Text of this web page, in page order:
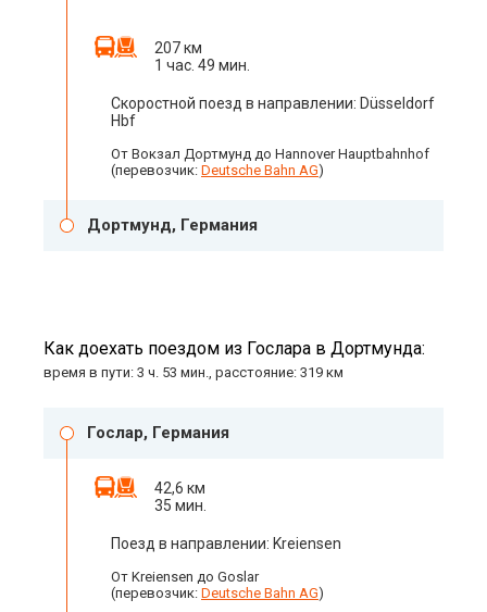
207 км
1 час. 49 мин.
Скоростной поезд в направлении: Düsseldorf
Hbf
От Вокзал Дортмунд до Hannover Hauptbahnhof
(перевозчик: Deutsche Bahn AG)
Дортмунд, Германия
Как доехать поездом из Гослара в Дортмунда:
время в пути: 3 ч. 53 мин., расстояние: 319 км
Гослар, Германия
42,6 км
35 мин.
Поезд в направлении: Kreiensen
От Kreiensen до Goslar
(перевозчик: Deutsche Bahn AG)